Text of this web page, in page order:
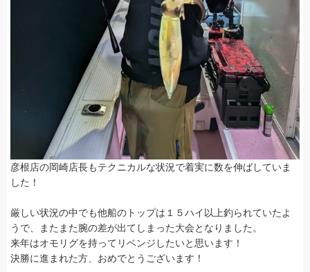
彦根店の岡崎店長もテクニカルな状況で着実に数を伸ばしていま
した！
厳しい状況の中でも他船のトップは１５ハイ以上釣られていたよ
うで、またまた腕の差が出てしまった大会となりました。
来年はオモリグを持ってリベンジしたいと思います！
決勝に進まれた方、おめでとうございます！